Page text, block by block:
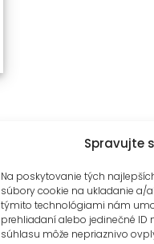
Spravujte
Na poskytovanie tých
súbory cookie na ukladanie a/
týmito technológiami nám
prehliadaní alebo jedinečné ID
súhlasu môže nepriaznivo